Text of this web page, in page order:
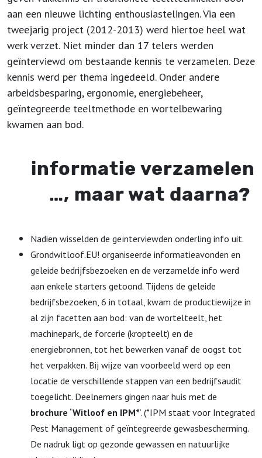
aan een nieuwe lichting enthousiastelingen. Via een
tweejarig project (2012-2013) werd hiertoe heel wat
werk verzet. Niet minder dan 17 telers werden
geïnterviewd om bestaande kennis te verzamelen. Deze
kennis werd per thema ingedeeld. Onder andere
arbeidsbesparing, ergonomie, energiebeheer,
geïntegreerde teeltmethode en wortelbewaring
kwamen aan bod.
informatie verzamelen
…, maar wat daarna?
Nadien wisselden de geïnterviewden onderling info uit.
Grondwitloof.EU! organiseerde informatieavonden en
geleide bedrijfsbezoeken en de verzamelde info werd
aan enkele starters getoond. Tijdens de geleide
bedrijfsbezoeken, 6 in totaal, kwam de productiewijze in
al zijn facetten aan bod: van de wortelteelt, het
machinepark, de forcerie (kropteelt) en de
energiebronnen, tot het bewerken vanaf de oogst tot
het verpakken. Bij wijze van voorbeeld werd op een
locatie de verschillende stappen van een bedrijfsaudit
toegelicht. Deelnemers gingen naar huis met de
brochure ‘Witloof en IPM*’. (*IPM staat voor Integrated
Pest Management of geïntegreerde gewasbescherming.
De nadruk ligt op gezonde gewassen en natuurlijke